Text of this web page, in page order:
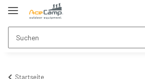
Startseite